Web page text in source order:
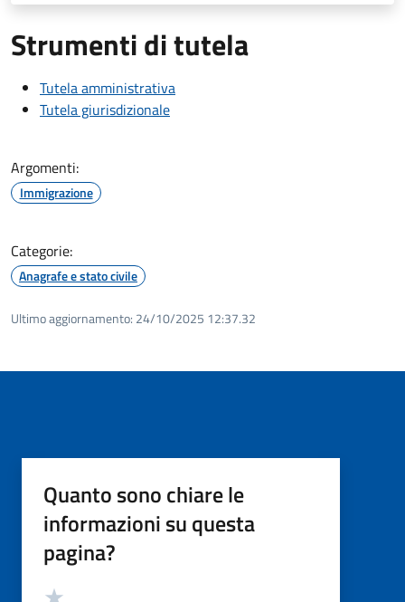
Strumenti di tutela
Tutela amministrativa
Tutela giurisdizionale
Argomenti:
Immigrazione
Categorie:
Anagrafe e stato civile
Ultimo aggiornamento: 24/10/2025 12:37.32
Quanto sono chiare le
informazioni su questa
pagina?
Valutazione